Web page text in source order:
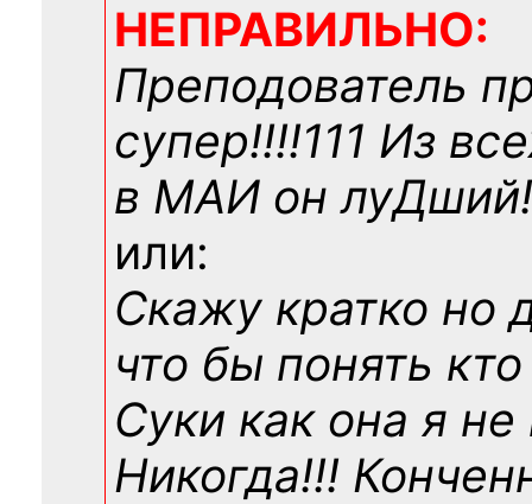
НЕПРАВИЛЬНО:
Преподователь
супер!!!!111 Из
в МАИ он
или:
Скажу кратко но
что бы понять
Суки как она я не
Никогда!!!